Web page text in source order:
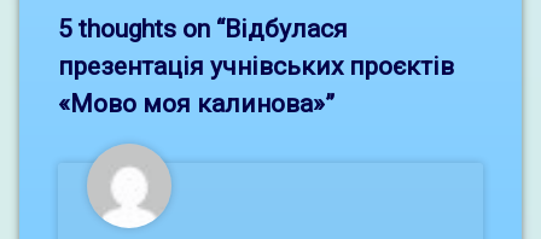
5 thoughts on “Відбулася
презентація учнівських проєктів
«Мово моя калинова»”